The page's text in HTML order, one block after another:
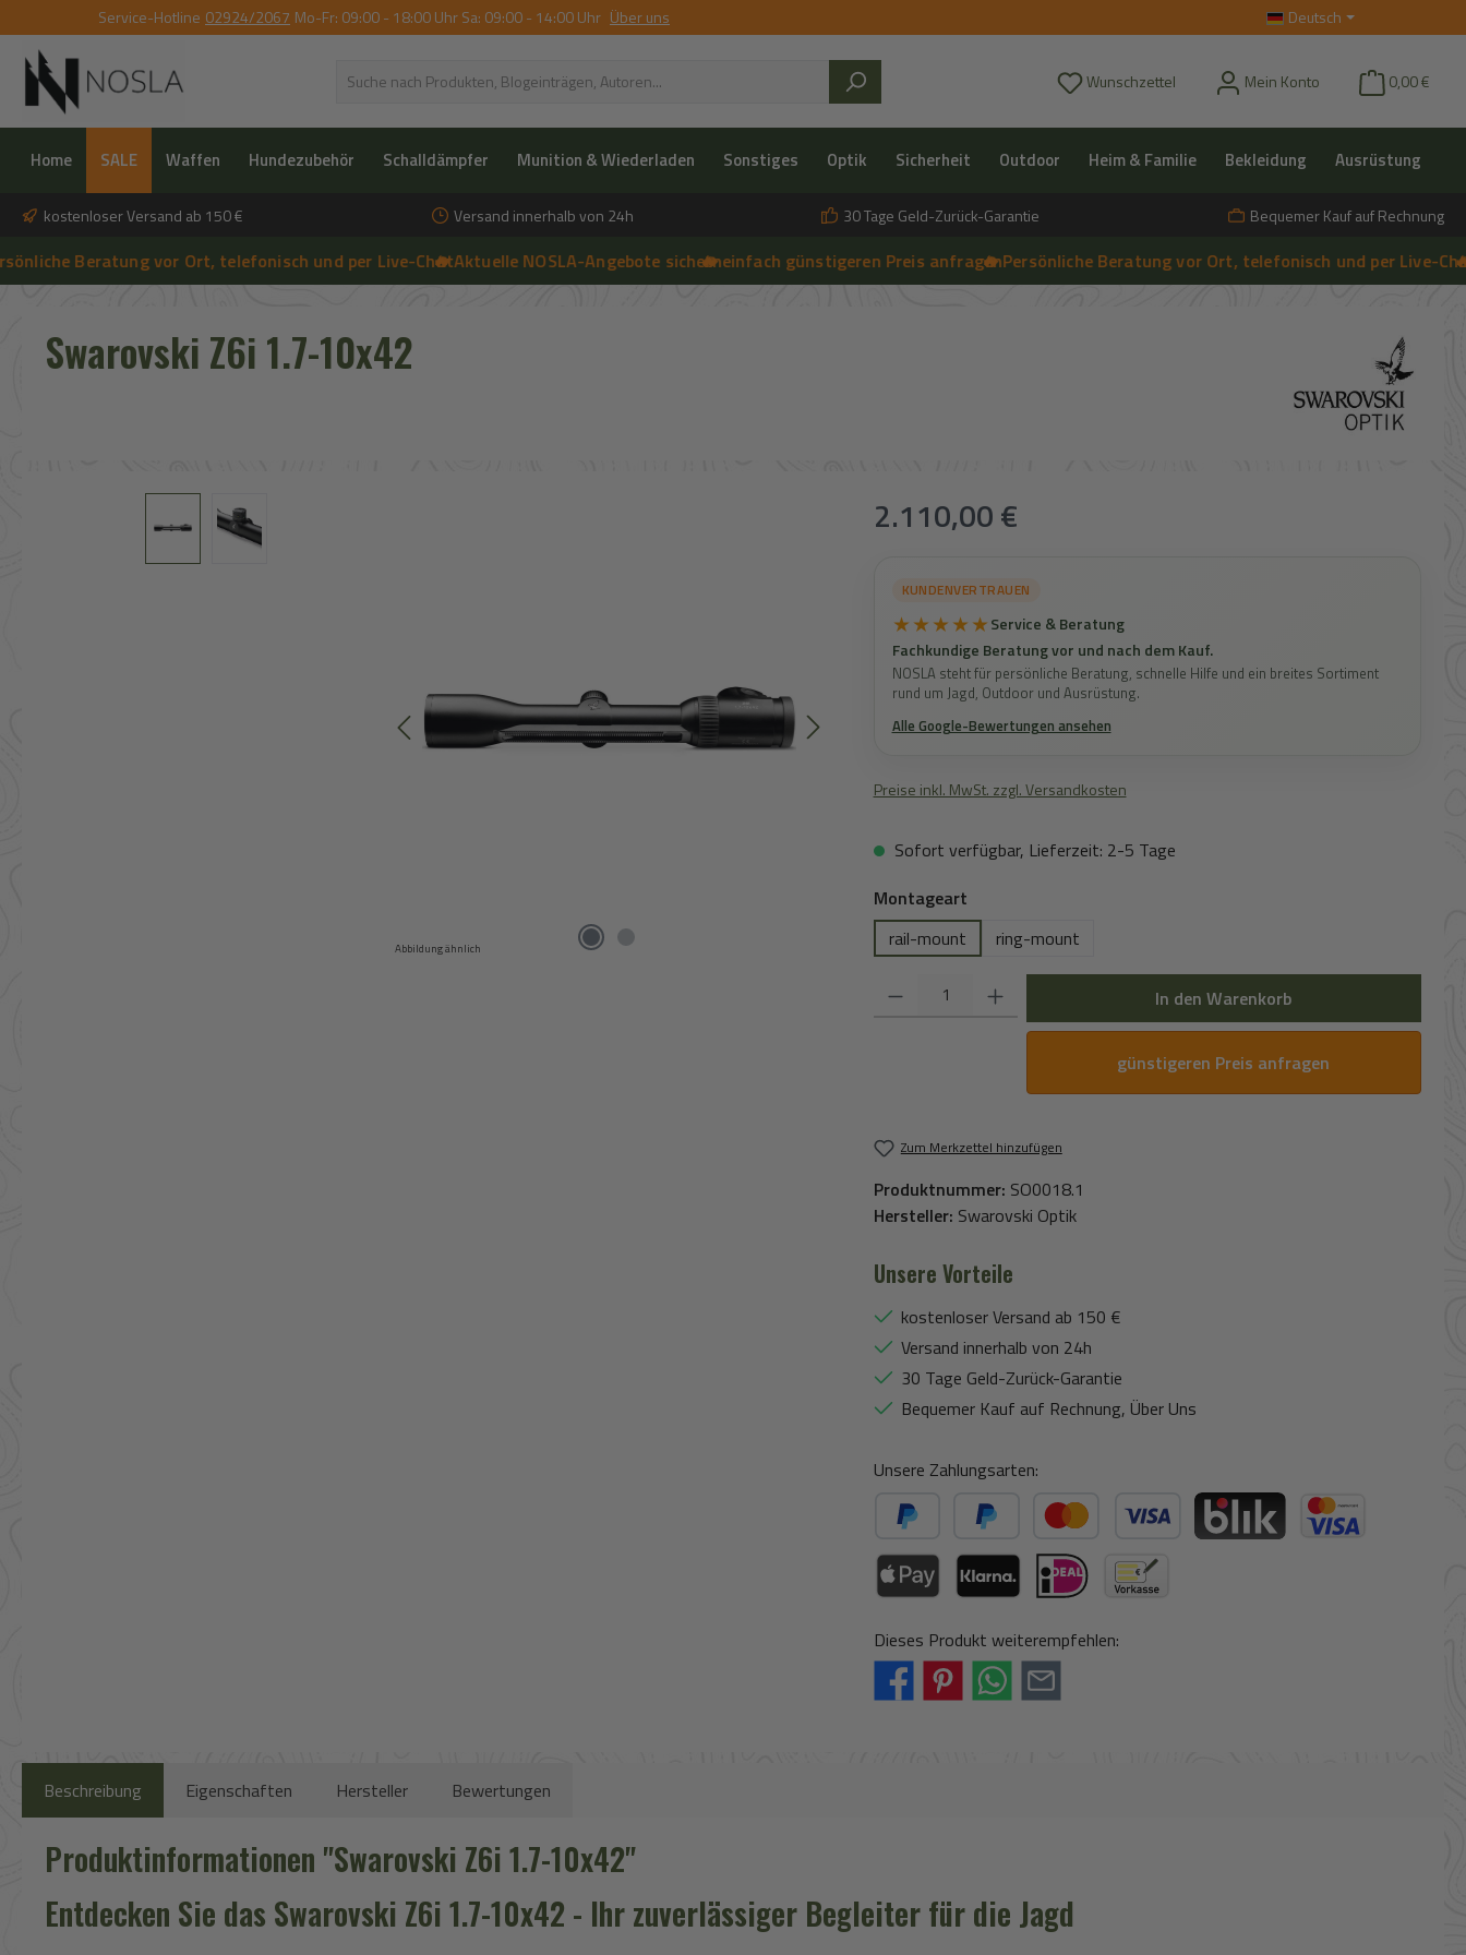
Hauptinhalt springen
Zur Suche springen
Zur Hauptnavigation springen
Service-Hotline 02924/2067 Mo-Fr: 09:00 - 18:00 Uhr Sa: 09:00 - 14:00 Uhr Über uns Deutsch
Wunschzettel Du hast 0 Produkte auf dem Merkzettel
Mein Konto 0,00 €
Home SALE Waffen Hundezubehör Schalldämpfer Munition & Wiederladen Sonstiges Optik Sicherheit Outdoor Heim & Familie Bekleidung Ausrüstung
kostenloser Versand ab 150 € Versand innerhalb von 24h 30 Tage Geld-Zurück-Garantie Bequemer Kauf auf Rechnung
Beratung vor Ort, telefonisch und per Live-Chat
➔
🔥 Aktuelle NOSLA-Angebote sichern
➔
🔥 einfach günstigeren Preis anfragen
➔
🔥 Persönliche Beratung vor Ort, telefonisch und per Live-Chat
➔
🔥
Swarovski Z6i 1.7-10x42
Bildergalerie überspringen
Abbildung ähnlich
Regulärer Preis:
2.110,00 €
KUNDENVERTRAUEN
★★★★★Service & Beratung
Fachkundige Beratung vor und nach dem Kauf.
NOSLA steht für persönliche Beratung, schnelle Hilfe und ein breites Sortiment
rund um Jagd, Outdoor und Ausrüstung.
Alle Google-Bewertungen ansehen
Preise inkl. MwSt. zzgl. Versandkosten
Sofort verfügbar, Lieferzeit: 2-5 Tage
Montageartauswählen
rail-mount
ring-mount
Produkt Anzahl: Gib den gewünschten Wert ein oder benutze die Schaltflächen um die
In den Warenkorb
günstigeren Preis anfragen
Zum Merkzettel hinzufügen
Produktnummer: SO0018.1
Hersteller: Swarovski Optik
Unsere Vorteile
kostenloser Versand ab 150 €
Versand innerhalb von 24h
30 Tage Geld-Zurück-Garantie
Bequemer Kauf auf Rechnung, Über Uns
Unsere Zahlungsarten:
PayPal Später BezahlenKredit- oder Debitkarte
Dieses Produkt weiterempfehlen:
Beschreibung Eigenschaften Hersteller Bewertungen
Produktinformationen "Swarovski Z6i 1.7-10x42"
Entdecken Sie das Swarovski Z6i 1.7-10x42 - Ihr zuverlässiger Begleiter für die Jagd